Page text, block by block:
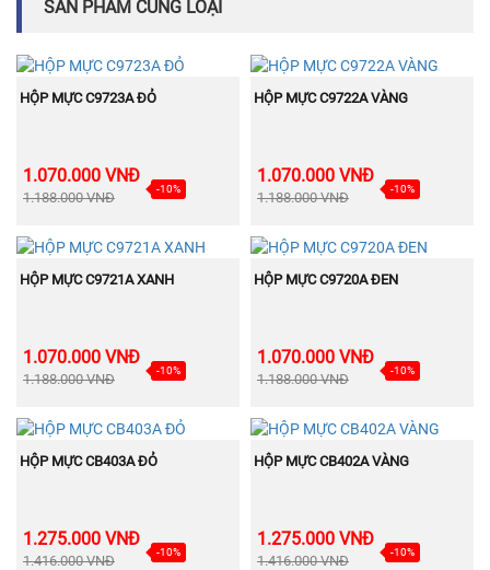
SẢN PHẨM CÙNG LOẠI
BÁN
CHẠY
MUA NGAY
HỘP MỰC C9723A ĐỎ
1.070.000 VNĐ
1.188.000 VNĐ
-10%
BÁN
CHẠY
MUA NGAY
HỘP MỰC C9722A VÀNG
1.070.000 VNĐ
1.188.000 VNĐ
-10%
BÁN
CHẠY
MUA NGAY
HỘP MỰC C9721A XANH
1.070.000 VNĐ
1.188.000 VNĐ
-10%
BÁN
CHẠY
MUA NGAY
HỘP MỰC C9720A ĐEN
1.070.000 VNĐ
1.188.000 VNĐ
-10%
BÁN
CHẠY
MUA NGAY
HỘP MỰC CB403A ĐỎ
1.275.000 VNĐ
1.416.000 VNĐ
-10%
BÁN
CHẠY
MUA NGAY
HỘP MỰC CB402A VÀNG
1.275.000 VNĐ
1.416.000 VNĐ
-10%